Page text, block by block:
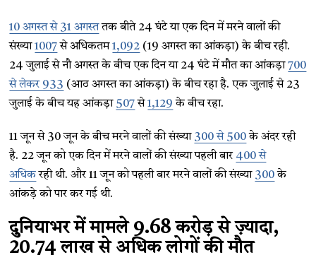
10 अगस्त से 31 अगस्ततक बीते 24 घंटे या एक दिन में मरने वालों की
संख्या1007से अधिकतम1,092 (19 अगस्त का आंकड़ा) के बीच रही.
24 जुलाई से नौ अगस्त के बीच एक दिन या 24 घंटे में मौत का आंकड़ा700
से लेकर 933 (आठ अगस्त का आंकड़ा) के बीच रहा है. एक जुलाई से 23
जुलाई के बीच यह आंकड़ा 507से1,129 के बीच रहा.
11 जून से 30 जून के बीच मरने वालों की संख्या 300 से 500के अंदर रही
है. 22 जून को एक दिन में मरने वालों की संख्या पहली बार 400 से
अधिकरही थी. और 11 जून को पहली बार मरने वालों की संख्या 300के
आंकड़े को पार कर गई थी.
दुनियाभर में मामले 9.68 करोड़ से ज़्यादा,
20.74 लाख से अधिक लोगों की मौत